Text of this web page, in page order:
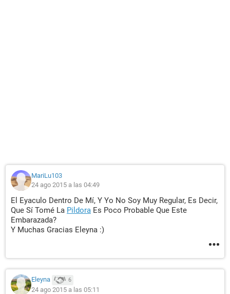
MariLu103
24 ago 2015 a las 04:49
El Eyaculo Dentro De Mí, Y Yo No Soy Muy Regular, Es Decir,
Que Sí Tomé La Pildora Es Poco Probable Que Este
Embarazada?
Y Muchas Gracias Eleyna :)
Eleyna 6
24 ago 2015 a las 05:11